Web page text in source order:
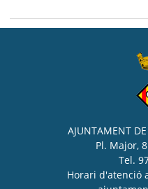
AJUNTAMENT DE
Pl. Major,
Tel.
Horari d'atenció